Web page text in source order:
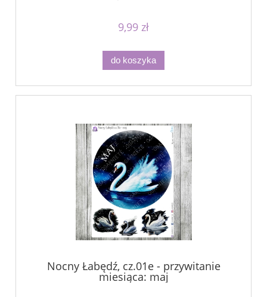
9,99 zł
do koszyka
Nocny Łabędź, cz.01e - przywitanie
miesiąca: maj